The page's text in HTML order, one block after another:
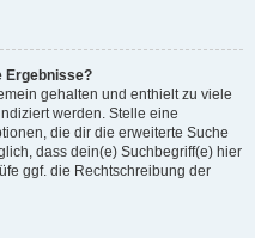
Ergebnisse?
gehalten und enthielt zu viele
werden. Stelle eine
die dir die erweiterte Suche
dass dein(e) Suchbegriff(e) hier
ggf. die Rechtschreibung der